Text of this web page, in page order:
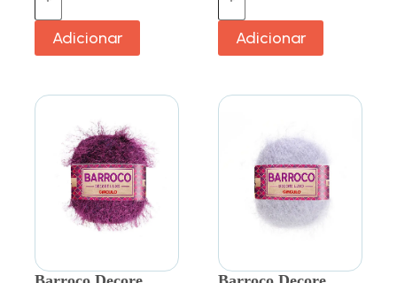
Adicionar Adicionar